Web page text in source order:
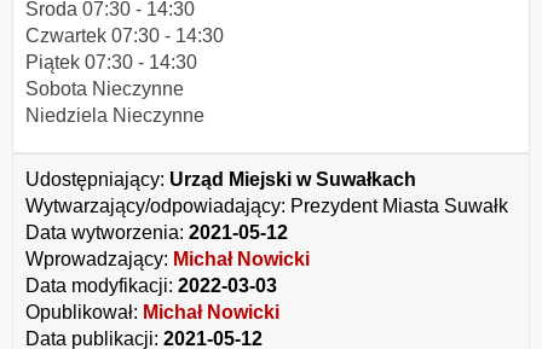
Środa 07:30 - 14:30
Czwartek 07:30 - 14:30
Piątek 07:30 - 14:30
Sobota Nieczynne
Niedziela Nieczynne
Udostępniający: Urząd Miejski w Suwałkach
Wytwarzający/odpowiadający: Prezydent Miasta Suwałk
Data wytworzenia: 2021-05-12
Wprowadzający: Michał Nowicki
Data modyfikacji: 2022-03-03
Opublikował: Michał Nowicki
Data publikacji: 2021-05-12